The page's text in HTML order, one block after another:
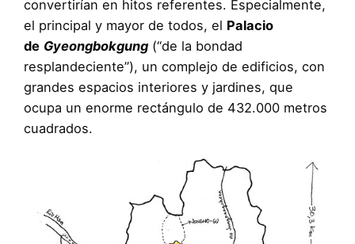
convertirían en hitos referentes. Especialmente,
el principal y mayor de todos, el Palacio
de Gyeongbokgung (“de la bondad
resplandeciente”), un complejo de edificios, con
grandes espacios interiores y jardines, que
ocupa un enorme rectángulo de 432.000 metros
cuadrados.